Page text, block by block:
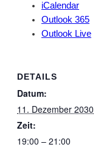
iCalendar
Outlook 365
Outlook Live
DETAILS
Datum:
11. Dezember 2030
Zeit:
19:00 – 21:00